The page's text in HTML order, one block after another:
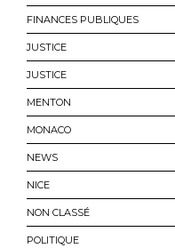
FINANCES PUBLIQUES
JUSTICE
JUSTICE
MENTON
MONACO
NEWS
NICE
NON CLASSÉ
POLITIQUE